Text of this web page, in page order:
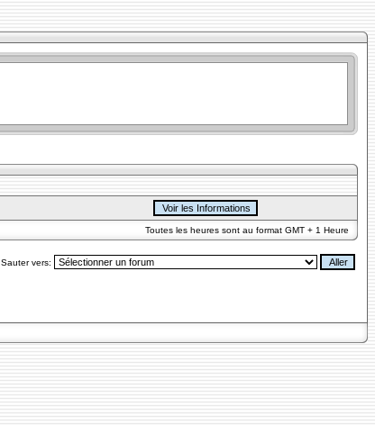
Toutes les heures sont au format GMT + 1 Heure
Sauter vers: